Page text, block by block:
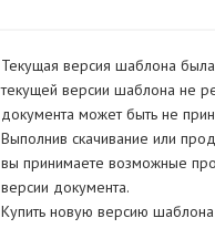
Текущая версия шаблона
текущей версии шаблона не
документа может быть не
Выполнив скачивание или
вы принимаете возможные
версии документа.
Купить новую версию